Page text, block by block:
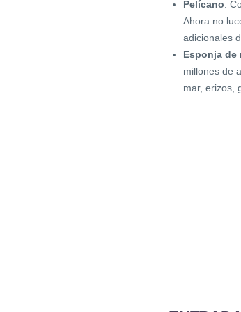
Pelícano:
Ahora no
adicionales
Esponja de
millones de
mar, erizos,